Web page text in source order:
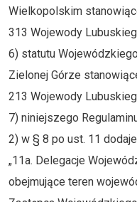
Wielkopolskim
313 Wojewody
6) statutu
Zielonej Górze
213 Wojewody
7) niniejszego
2) w § 8 po ust. 11
„11a. Delegacje
obejmujące teren